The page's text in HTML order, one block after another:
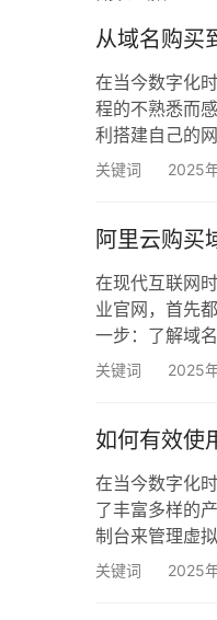
从域名购买
在当今数字化
程的不熟悉而
利搭建自己的
要。在阿里云
关键词 2025
阿里云购买
在现代互联网
业官网，首先
一步：了解域
址，就像您的
关键词 2025
如何有效使
在当今数字化
了丰富多样的
制台来管理虚
阿里云的各项
关键词 2025